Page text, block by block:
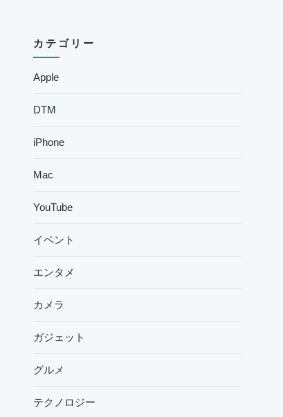
カテゴリー
Apple
DTM
iPhone
Mac
YouTube
イベント
エンタメ
カメラ
ガジェット
グルメ
テクノロジー